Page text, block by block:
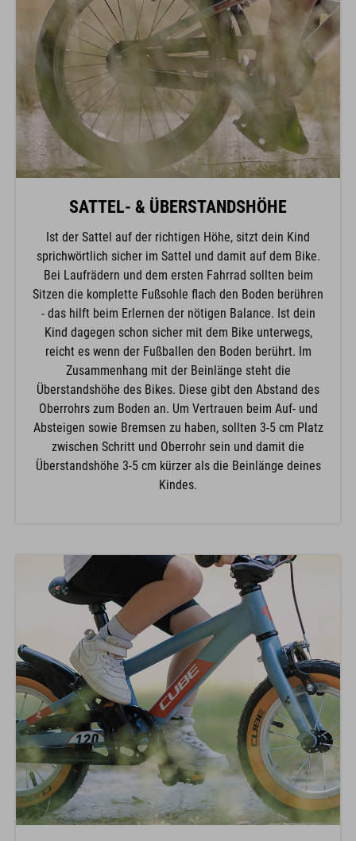
SATTEL- & ÜBERSTANDSHÖHE
Ist der Sattel auf der richtigen Höhe, sitzt dein Kind
sprichwörtlich sicher im Sattel und damit auf dem Bike.
Bei Laufrädern und dem ersten Fahrrad sollten beim
Sitzen die komplette Fußsohle flach den Boden berühren
- das hilft beim Erlernen der nötigen Balance. Ist dein
Kind dagegen schon sicher mit dem Bike unterwegs,
reicht es wenn der Fußballen den Boden berührt. Im
Zusammenhang mit der Beinlänge steht die
Überstandshöhe des Bikes. Diese gibt den Abstand des
Oberrohrs zum Boden an. Um Vertrauen beim Auf- und
Absteigen sowie Bremsen zu haben, sollten 3-5 cm Platz
zwischen Schritt und Oberrohr sein und damit die
Überstandshöhe 3-5 cm kürzer als die Beinlänge deines
Kindes.